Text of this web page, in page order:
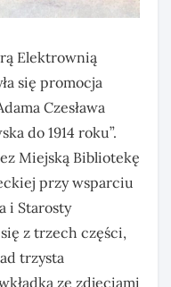
Elektrownią
się promocja
Czesława
do 1914 roku”.
Miejską Bibliotekę
przy wsparciu
i Starosty
z trzech części,
trzysta
ze zdjęciami